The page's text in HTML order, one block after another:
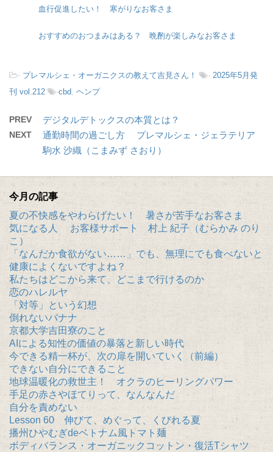
血行促進したい！ 寒がりなお客さま
おすすめのおつまみはある？ 晩酌が楽しみなお客さま
- プレマルシェ・オーガニクスの教えて吉見さん！ - 2025年5月発
刊 vol.212
-cbd, ヘンプ
PREV デジタルデトックスの本質とは？
NEXT
通勤時間の過ごし方 プレマルシェ・ジェラテリア
駒水 沙織（こまみず さおり）
今月の記事
夏の不快感をやわらげたい！ 暑さが苦手なお客さま
気になる人 お客様サポート 村上 紀子（むらかみ のり
こ）
「なんだか食欲がない……」でも、無理にでも食べないと
健康によくないですよね？
私たちはどこから来て、どこまで行けるのか
恋のハレルヤ
「対等」という幻想
倒れないバナナ
京都大学吉田寮のこと
AIによる知性の価値の暴落と新しい時代
今できる精一杯が、次の扉を開いていく（前編）
できない自分にできること
地球温暖化の救世主！ オクラのヒーリングパワー
手足の赤さやほてりって、なんなんだ
自分を責めない
Lesson 60 伸びて、めぐって、くびれる夏
播州ひやむぎdeベトナム風トマト麺
ボディバランス・オーガニックコットン・復活Tシャツ